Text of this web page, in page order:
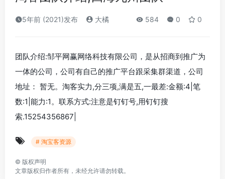
5年前 (2021)发布 大橘 584 0 0
团队介绍:邹平网赢网络科技有限公司，是从招商到推广为
一体的公司，公司有自己的推广平台跟采集群渠道，公司
地址： 暂无。淘客实力,分三项,满是五,一最差:金额:4|笔
数:1|能力:1。联系方式:注意是钉钉号,用钉钉搜
索.15254356867|
# 淘宝客资源
© 版权声明
文章版权归作者所有，未经允许请勿转载。